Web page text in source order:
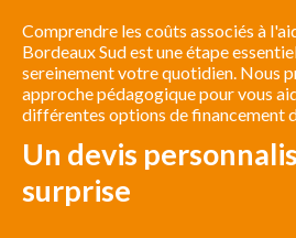
Comprendre les coûts associés à
Bordeaux Sud est une étape
sereinement votre quotidien. Nous
approche pédagogique pour vous
différentes options de financement
Un devis
surprise